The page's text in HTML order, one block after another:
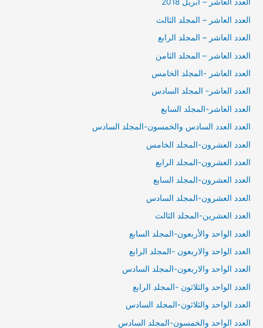
العدد العاشر – ابريل 2018
العدد العاشر – المجلد الثالث
العدد العاشر – المجلد الرابع
العدد العاشر – المحلد الثامن
العدد العاشر -المجلد الخامس
العدد العاشر- المجلد السادس
العدد العاشر-المجلد السابع
العدد العدد السادس والخمسون-المجلد السادس
العدد العشرون-المجلد الخامس
العدد العشرون-المجلد الرابع
العدد العشرون-المجلد السابع
العدد العشرون-المجلد السادس
العدد العشرين-المجلد الثالث
العدد الواحد والأربعون-المجلد السابع
العدد الواحد والاربعون -المجلد الرابع
العدد الواحد والاربعون-المجلد السادس
العدد الواحد والثلاثون -المجلد الرابع
العدد الواحد والثلاثون-المجلد السادس
العدد الواحد والخمسون-المجلد السادس